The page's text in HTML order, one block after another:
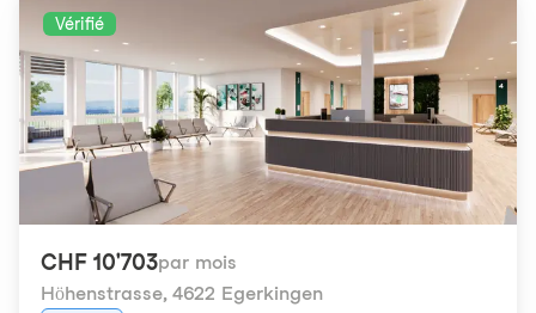
Vérifié
CHF 10'703par mois
Höhenstrasse, 4622 Egerkingen